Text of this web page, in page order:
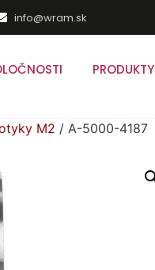
info@wram.sk
PRODUKTY
M2 / A-5000-4187